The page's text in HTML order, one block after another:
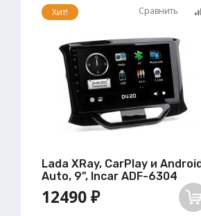
Хит! Сравнить
Lada XRay, CarPlay и
Auto, 9", Incar ADF-6304
12490 ₽